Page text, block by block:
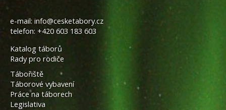
e-mail: info@cesketabory.cz
telefon: +420 603 183 603
Katalog táborů
Rady pro rodiče
Tábořiště
Táborové vybavení
Práce na táborech
Legislativa